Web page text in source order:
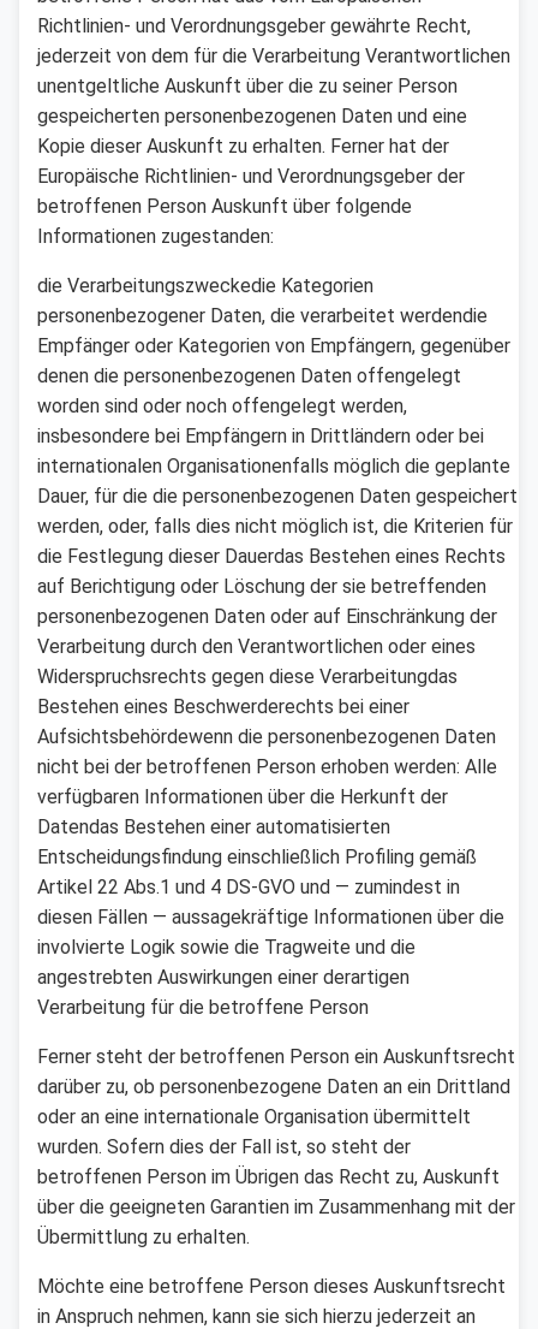
Richtlinien- und Verordnungsgeber gewährte Recht,
jederzeit von dem für die Verarbeitung Verantwortlichen
unentgeltliche Auskunft über die zu seiner Person
gespeicherten personenbezogenen Daten und eine
Kopie dieser Auskunft zu erhalten. Ferner hat der
Europäische Richtlinien- und Verordnungsgeber der
betroffenen Person Auskunft über folgende
Informationen zugestanden:
die Verarbeitungszweckedie Kategorien
personenbezogener Daten, die verarbeitet werdendie
Empfänger oder Kategorien von Empfängern, gegenüber
denen die personenbezogenen Daten offengelegt
worden sind oder noch offengelegt werden,
insbesondere bei Empfängern in Drittländern oder bei
internationalen Organisationenfalls möglich die geplante
Dauer, für die die personenbezogenen Daten gespeichert
werden, oder, falls dies nicht möglich ist, die Kriterien für
die Festlegung dieser Dauerdas Bestehen eines Rechts
auf Berichtigung oder Löschung der sie betreffenden
personenbezogenen Daten oder auf Einschränkung der
Verarbeitung durch den Verantwortlichen oder eines
Widerspruchsrechts gegen diese Verarbeitungdas
Bestehen eines Beschwerderechts bei einer
Aufsichtsbehördewenn die personenbezogenen Daten
nicht bei der betroffenen Person erhoben werden: Alle
verfügbaren Informationen über die Herkunft der
Datendas Bestehen einer automatisierten
Entscheidungsfindung einschließlich Profiling gemäß
Artikel 22 Abs.1 und 4 DS-GVO und — zumindest in
diesen Fällen — aussagekräftige Informationen über die
involvierte Logik sowie die Tragweite und die
angestrebten Auswirkungen einer derartigen
Verarbeitung für die betroffene Person
Ferner steht der betroffenen Person ein Auskunftsrecht
darüber zu, ob personenbezogene Daten an ein Drittland
oder an eine internationale Organisation übermittelt
wurden. Sofern dies der Fall ist, so steht der
betroffenen Person im Übrigen das Recht zu, Auskunft
über die geeigneten Garantien im Zusammenhang mit der
Übermittlung zu erhalten.
Möchte eine betroffene Person dieses Auskunftsrecht
in Anspruch nehmen, kann sie sich hierzu jederzeit an